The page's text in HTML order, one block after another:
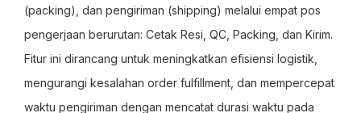
(packing), dan pengiriman (shipping) melalui empat pos
pengerjaan berurutan: Cetak Resi, QC, Packing, dan Kirim.
Fitur ini dirancang untuk meningkatkan efisiensi logistik,
mengurangi kesalahan order fulfillment, dan mempercepat
waktu pengiriman dengan mencatat durasi waktu pada